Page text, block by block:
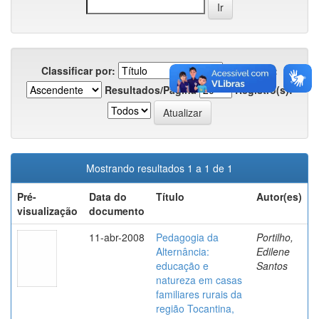
Classificar por:
Em ordem:
Resultados/Página
Registro(s):
Mostrando resultados 1 a 1 de 1
Pré-
visualização
Data do
documento
Título Autor(es)
11-abr-2008
Pedagogia da
Alternância:
educação e
natureza em casas
familiares rurais da
região Tocantina,
Portilho,
Edilene
Santos